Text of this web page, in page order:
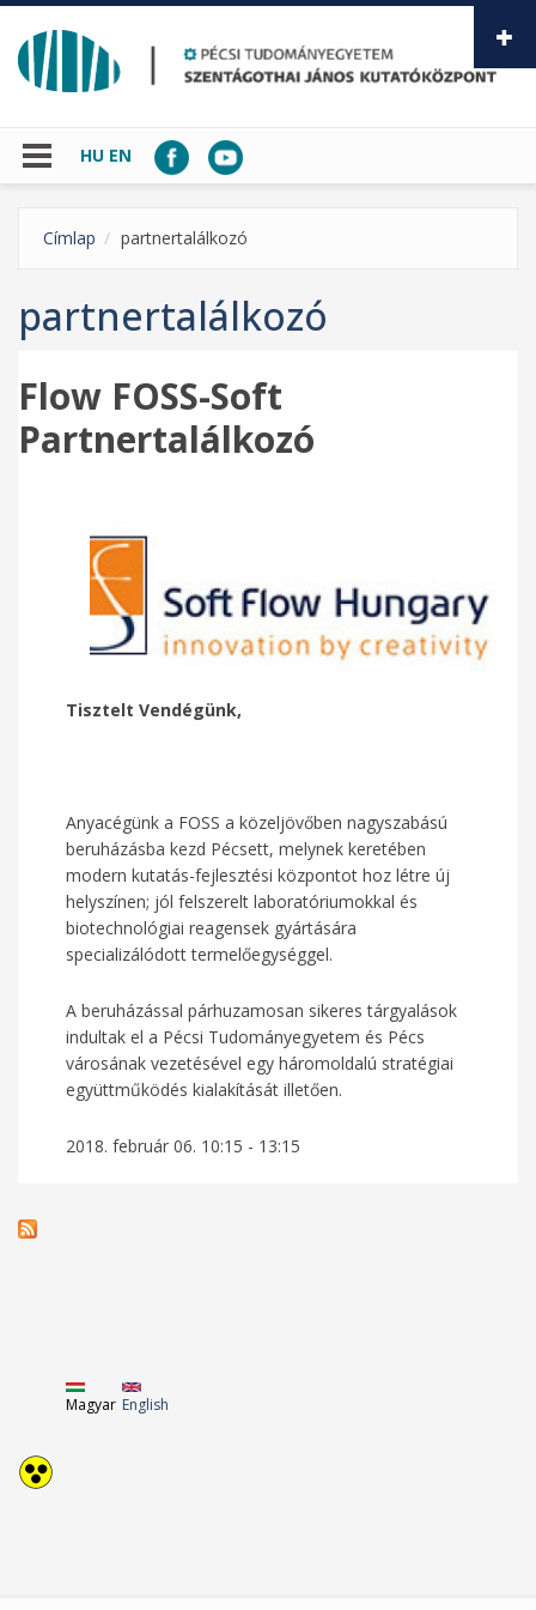
Ugrás a tartalomra
HU EN
Címlap partnertalálkozó
partnertalálkozó
Flow FOSS-Soft
Partnertalálkozó
Tisztelt Vendégünk,
Anyacégünk a FOSS a közeljövőben nagyszabású
beruházásba kezd Pécsett, melynek keretében
modern kutatás-fejlesztési központot hoz létre új
helyszínen; jól felszerelt laboratóriumokkal és
biotechnológiai reagensek gyártására
specializálódott termelőegységgel.
A beruházással párhuzamosan sikeres tárgyalások
indultak el a Pécsi Tudományegyetem és Pécs
városának vezetésével egy háromoldalú stratégiai
együttműködés kialakítását illetően.
2018. február 06. 10:15 - 13:15
Magyar English